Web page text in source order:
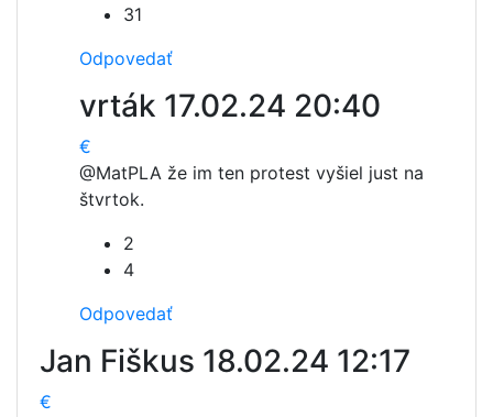
31
Odpovedať
vrták 17.02.24 20:40
€
@MatPLA že im ten protest vyšiel just na
štvrtok.
2
4
Odpovedať
Jan Fiškus 18.02.24 12:17
€